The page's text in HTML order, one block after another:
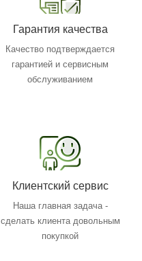
Гарантия качества
Качество подтверждается
гарантией и сервисным
обслуживанием
Клиентский сервис
Наша главная задача -
сделать клиента довольным
покупкой